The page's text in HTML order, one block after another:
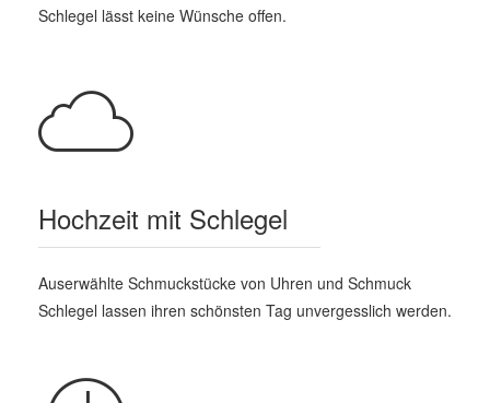
Schlegel lässt keine Wünsche offen.
Hochzeit mit Schlegel
Auserwählte Schmuckstücke von Uhren und Schmuck
Schlegel lassen ihren schönsten Tag unvergesslich werden.